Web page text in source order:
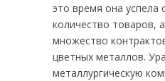
это время она
количество товаров,
множество
цветных металлов.
металлургическую